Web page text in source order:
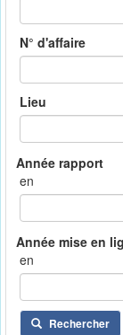
N° d'affaire
Lieu
en
en
Rechercher